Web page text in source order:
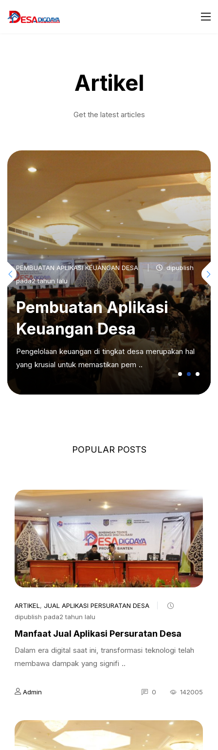
Artikel
Get the latest articles
PEMBUATAN APLIKASI KEUANGAN DESA
dipublish
pada2 tahun lalu
Pembuatan Aplikasi
Keuangan Desa
Pengelolaan keuangan di tingkat desa merupakan hal
yang krusial untuk memastikan pem ..
POPULAR POSTS
ARTIKEL , JUAL APLIKASI PERSURATAN DESA
dipublish pada2 tahun lalu
Manfaat Jual Aplikasi Persuratan Desa
Dalam era digital saat ini, transformasi teknologi telah
membawa dampak yang signifi ..
Admin 0 142005